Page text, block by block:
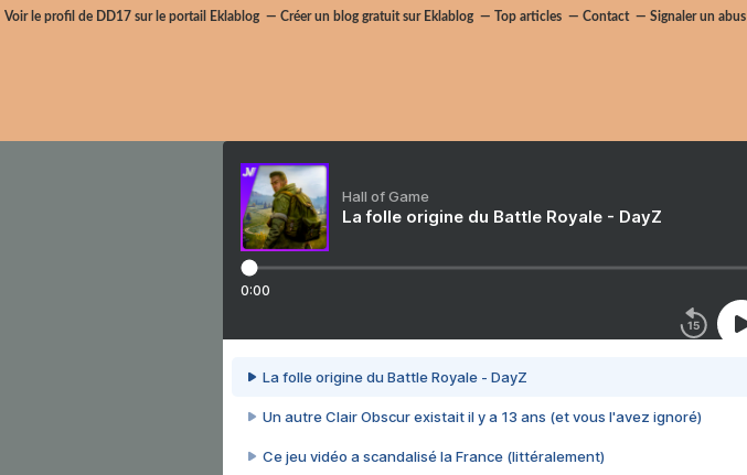
Voir le profil de DD17sur le portail Eklablog Créer un blog gratuit sur Eklablog Top articles Contact Signaler un abus
Hall of Game
La folle origine du Battle Royale - DayZ
0:00
La folle origine du Battle Royale - DayZ
Un autre Clair Obscur existait il y a 13 ans (et vous l'avez ignoré)
Ce jeu vidéo a scandalisé la France (littéralement)